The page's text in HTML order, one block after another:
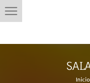
Inicio